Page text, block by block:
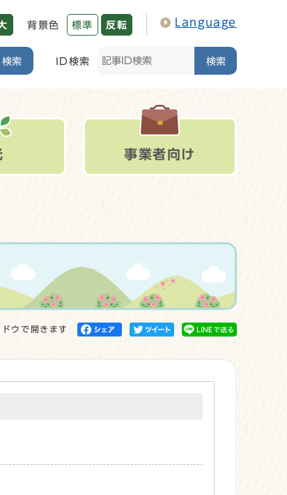
背景色 標準 反転 Language
検索 ID検索 検索
事業者向け
ウで開きます